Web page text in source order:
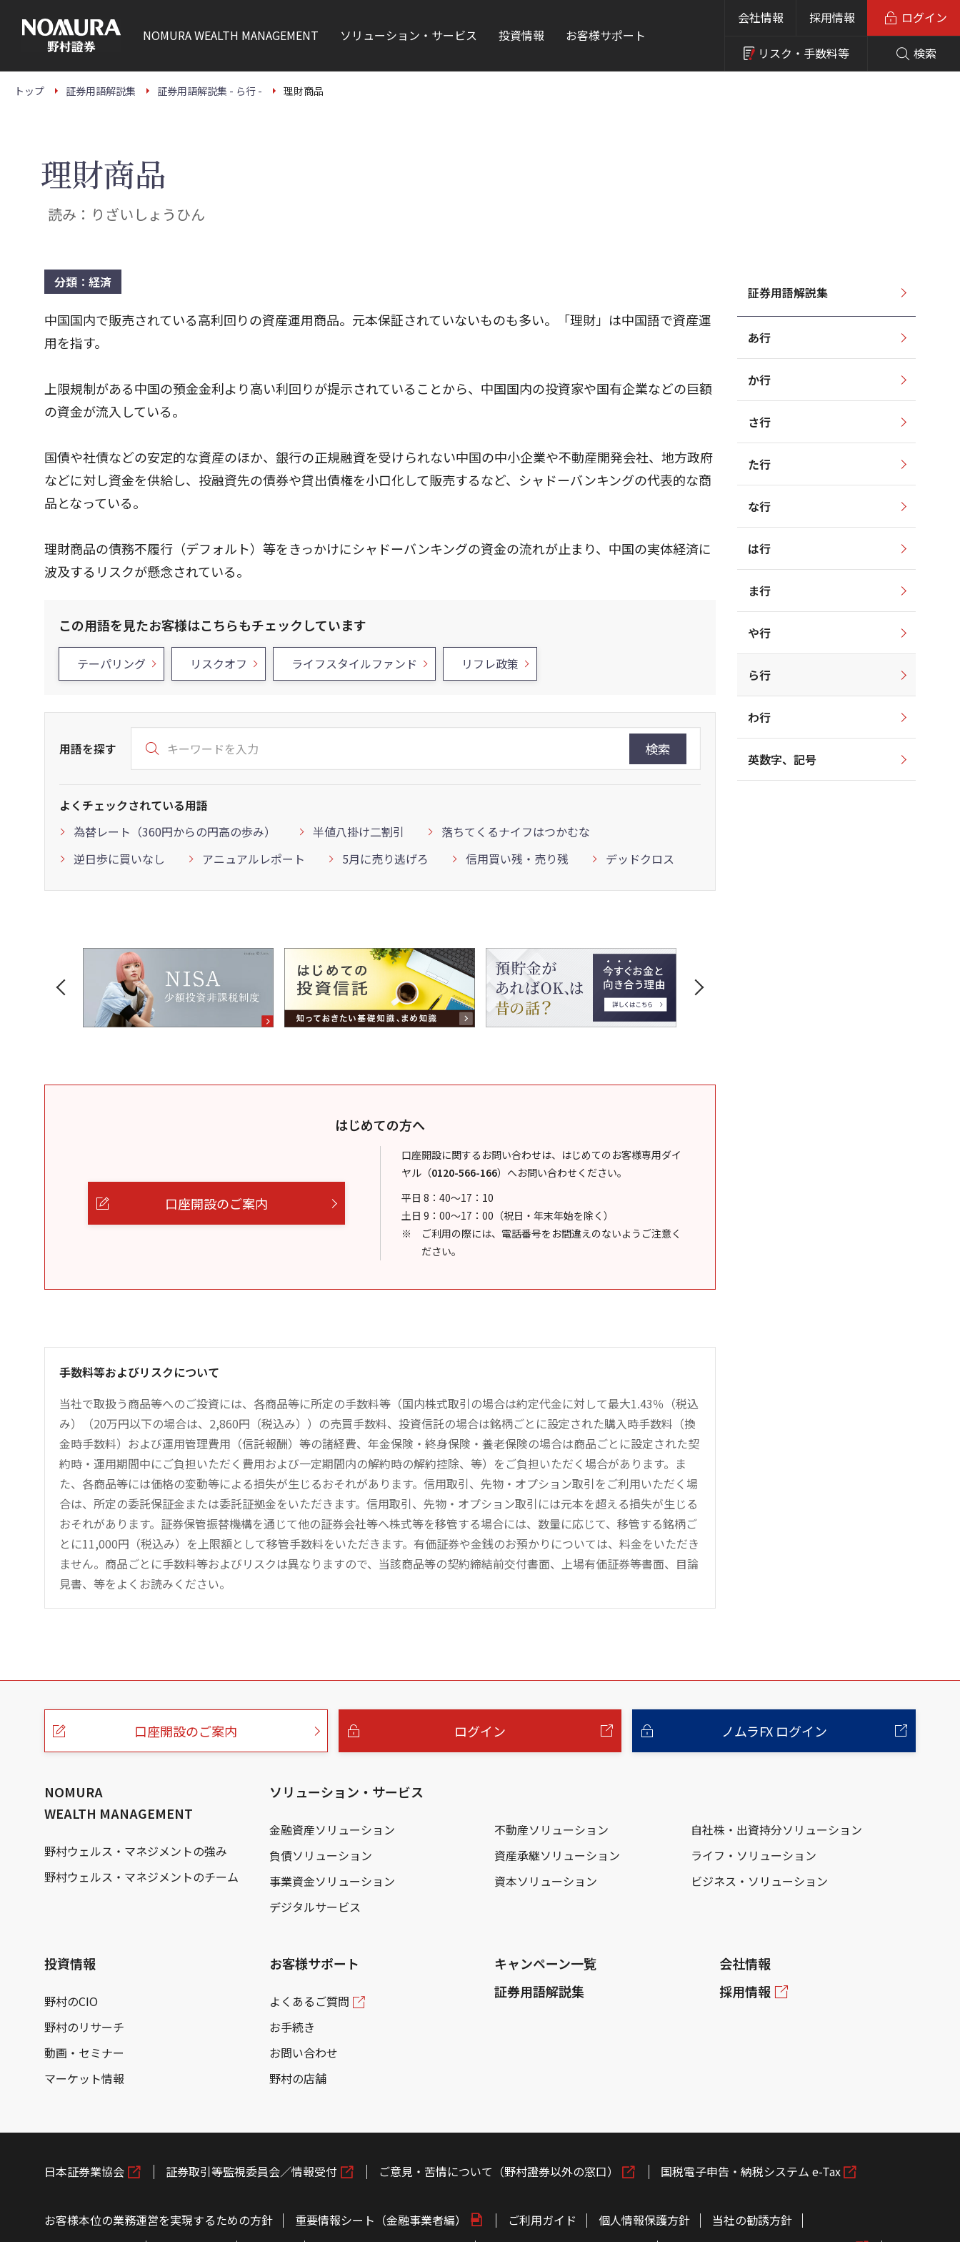
本
NOMURAWEALTH MANAGEMENT ソリューション・サービス 投資情報 お客様サポート
会社情報 採用情報
リスク・ 手数料等 検索
ログイン
トップ 証券用語解説集 証券用語解説集 - ら行 - 理財商品
理財商品
読み：りざいしょうひん
分類：経済
中国国内で販売されている高利回りの資産運用商品。元本保証されていないものも多い。「理財」は中国語で資産運
用を指す。
上限規制がある中国の預金金利より高い利回りが提示されていることから、中国国内の投資家や国有企業などの巨額
の資金が流入している。
国債や社債などの安定的な資産のほか、銀行の正規融資を受けられない中国の中小企業や不動産開発会社、地方政府
などに対し資金を供給し、投融資先の債券や貸出債権を小口化して販売するなど、シャドーバンキングの代表的な商
品となっている。
理財商品の債務不履行（デフォルト）等をきっかけにシャドーバンキングの資金の流れが止まり、中国の実体経済に
波及するリスクが懸念されている。
この用語を見たお客様はこちらもチェックしています
テーパリング リスクオフ ライフスタイルファンド リフレ政策
用語を探す 検索
よくチェックされている用語
為替レート（360円からの円高の歩み）
半値八掛け二割引
落ちてくるナイフはつかむな
逆日歩に買いなし
アニュアルレポート 5月に売り逃げろ 信用買い残・売り残 デッドクロス
はじめての方へ
口座開設のご案内
口座開設に関するお問い合わせは、はじめてのお客様専用ダイ
ヤル （0120-566-166） へお問い合わせください。
平日 8：40～17：10
土日 9：00～17：00（祝日・年末年始を除く）
ご利用の際には、電話番号をお間違えのないようご注意く
ださい。
手数料等およびリスクについて
当社で取扱う商品等へのご投資には、各商品等に所定の手数料等（国内株式取引の場合は約定代金に対して最大1.43％（税込
み）（20万円以下の場合は、2,860円（税込み））の売買手数料、投資信託の場合は銘柄ごとに設定された購入時手数料（換
金時手数料）および運用管理費用（信託報酬）等の諸経費、年金保険・終身保険・養老保険の場合は商品ごとに設定された契
約時・運用期間中にご負担いただく費用および一定期間内の解約時の解約控除、等）をご負担いただく場合があります。ま
た、各商品等には価格の変動等による損失が生じるおそれがあります。信用取引、先物・オプション取引をご利用いただく場
合は、所定の委託保証金または委託証拠金をいただきます。信用取引、先物・オプション取引には元本を超える損失が生じる
おそれがあります。証券保管振替機構を通じて他の証券会社等へ株式等を移管する場合には、数量に応じて、移管する銘柄ご
とに11,000円（税込み）を上限額として移管手数料をいただきます。有価証券や金銭のお預かりについては、料金をいただき
ません。商品ごとに手数料等およびリスクは異なりますので、当該商品等の契約締結前交付書面、上場有価証券等書面、目論
見書、等をよくお読みください。
証券用語解説集
あ行
か行
さ行
た行
な行
は行
ま行
や行
ら行
わ行
英数字、記号
こ
口座開設のご案内 ログイン ノムラFX ログイン
NOMURA
WEALTH MANAGEMENT
野村ウェルス・マネジメントの強み
野村ウェルス・マネジメントのチーム
ソリューション・サービス
金融資産ソリューション 不動産ソリューション
自社株・出資持分ソリューション
負債ソリューション
資産承継ソリューション
ライフ・ソリューション
事業資金ソリューション
資本ソリューション
ビジネス・ソリューション
デジタルサービス
投資情報
野村のCIO
野村のリサーチ
動画・セミナー
マーケット情報
お客様サポート
よくあるご質問
お手続き
お問い合わせ
野村の店舗
キャンペーン一覧
証券用語解説集
会社情報
採用情報
日本証券業協会 証券取引等監視委員会／情報受付 ご意見・苦情について（野村證券以外の窓口） 国税電子申告・納税システム e-Tax
お客様本位の業務運営を実現するための方針 重要情報シート（金融事業者編） ご利用ガイド 個人情報保護方針
当社の勧誘方針